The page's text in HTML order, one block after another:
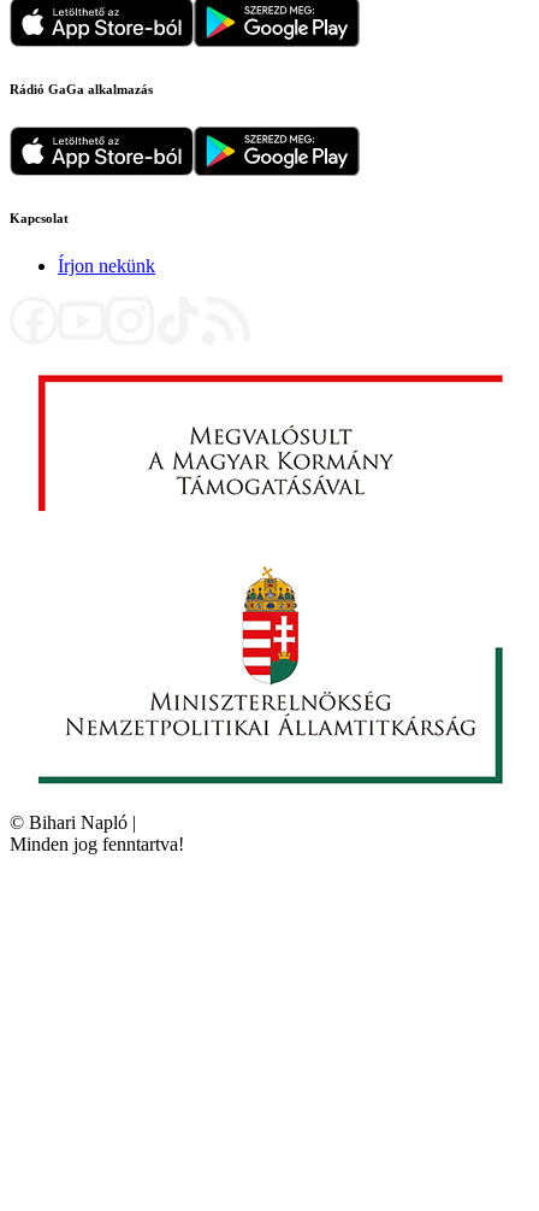
Rádió GaGa alkalmazás
Kapcsolat
Írjon nekünk
© Bihari Napló |
Minden jog fenntartva!